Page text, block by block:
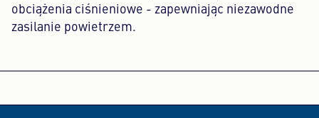
obciążenia ciśnieniowe - zapewniając niezawodne
zasilanie powietrzem.